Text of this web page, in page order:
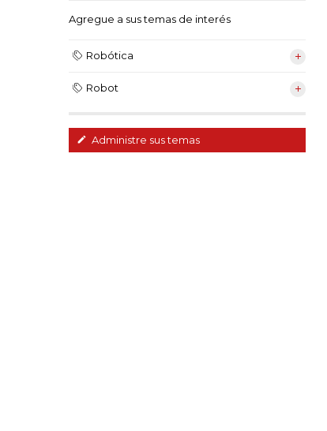
Agregue a sus temas de interés
Robótica
Robot
Administre sus temas